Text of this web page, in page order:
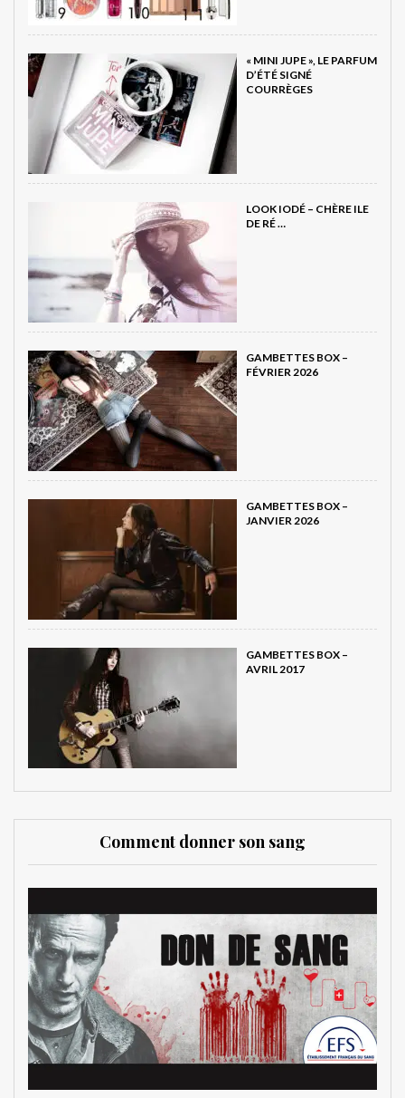
« MINI JUPE », LE PARFUM
D’ÉTÉ SIGNÉ
COURRÈGES
LOOK IODÉ – CHÈRE ILE
DE RÉ …
GAMBETTES BOX –
FÉVRIER 2026
GAMBETTES BOX –
JANVIER 2026
GAMBETTES BOX –
AVRIL 2017
Comment donner son sang